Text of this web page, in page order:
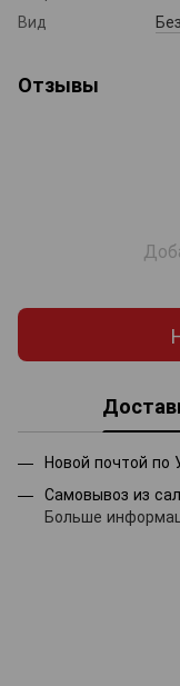
Вид
Отзывы
Новой почтой по
Самовывоз из
Больше